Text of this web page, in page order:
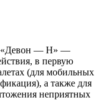
«Девон — Н» —
в первую
(для мобильных
а также для
неприятных